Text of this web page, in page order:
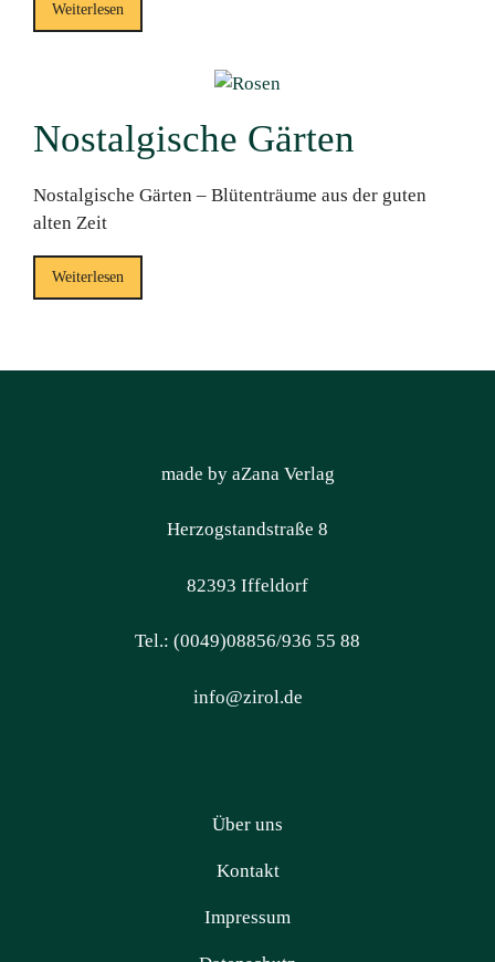
Weiterlesen
Nostalgische Gärten
Nostalgische Gärten – Blütenträume aus der guten
alten Zeit
Weiterlesen
made by aZana Verlag
Herzogstandstraße 8
82393 Iffeldorf
Tel.: (0049)08856/936 55 88
info@zirol.de
Über uns
Kontakt
Impressum